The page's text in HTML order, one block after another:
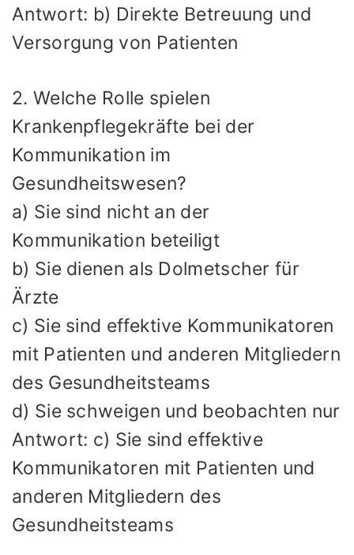
Antwort: b) Direkte Betreuung und
Versorgung von Patienten
2. Welche Rolle spielen
Krankenpflegekräfte bei der
Kommunikation im
Gesundheitswesen?
a) Sie sind nicht an der
Kommunikation beteiligt
b) Sie dienen als Dolmetscher für
Ärzte
c) Sie sind effektive Kommunikatoren
mit Patienten und anderen Mitgliedern
des Gesundheitsteams
d) Sie schweigen und beobachten nur
Antwort: c) Sie sind effektive
Kommunikatoren mit Patienten und
anderen Mitgliedern des
Gesundheitsteams